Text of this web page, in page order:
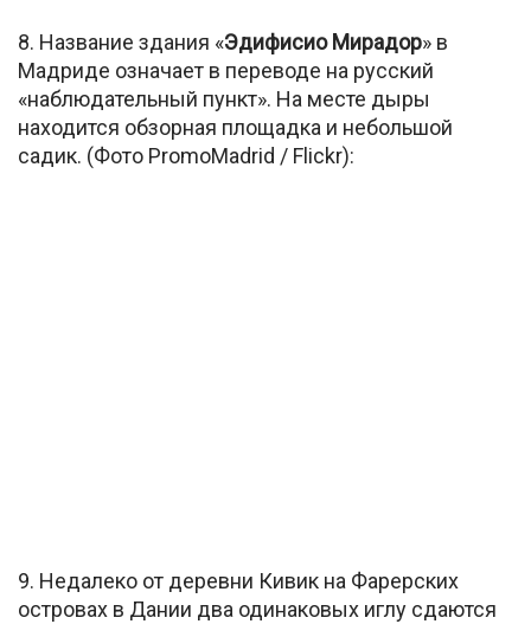
8. Название здания «Эдифисио Мирадор» в
Мадриде означает в переводе на русский
«наблюдательный пункт». На месте дыры
находится обзорная площадка и небольшой
садик. (Фото PromoMadrid / Flickr):
9. Недалеко от деревни Кивик на Фарерских
островах в Дании два одинаковых иглу сдаются